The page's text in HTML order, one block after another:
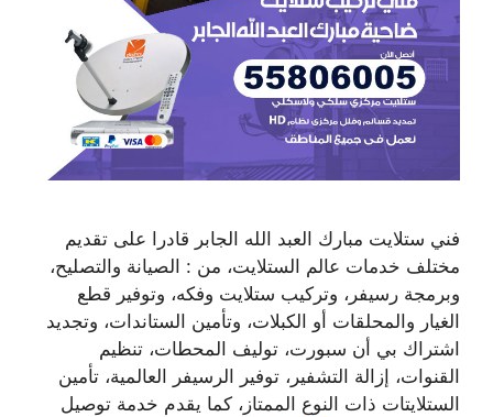
فني ستلايت مبارك العبد الله الجابر قادرا على تقديم
مختلف خدمات عالم الستلايت، من : الصيانة والتصليح،
وبرمجة رسيفر، وتركيب ستلايت وفكه، وتوفير قطع
الغيار والمحلقات أو الكبلات، وتأمين الستاندات، وتجديد
اشتراك بي أن سبورت، توليف المحطات، تنظيم
القنوات، إزالة التشفير، توفير الرسيفر العالمية، تأمين
الستلايتات ذات النوع الممتاز، كما يقدم خدمة توصيل